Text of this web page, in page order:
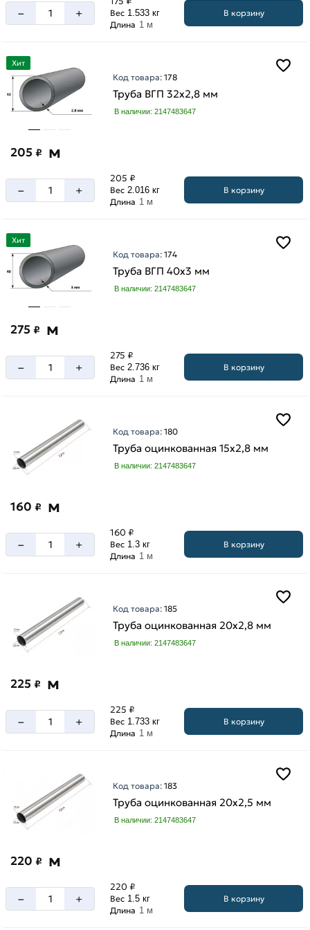
мм
89
мм
мм
– + Вес 1.533 кг
Длина 1 м
В корзину
Хит
Код товара:178
Труба ВГП 32х2,8 мм
В наличии: 2147483647
205 ₽ м
– +
205 ₽
Вес 2.016 кг
Длина 1 м
В корзину
Хит
Код товара:174
Труба ВГП 40х3 мм
В наличии: 2147483647
275 ₽ м
– +
275 ₽
Вес 2.736 кг
Длина 1 м
В корзину
Код товара:180
Труба оцинкованная 15х2,8 мм
В наличии: 2147483647
160 ₽ м
– +
160 ₽
Вес 1.3 кг
Длина 1 м
В корзину
Код товара:185
Труба оцинкованная 20х2,8 мм
В наличии: 2147483647
225 ₽ м
– +
225 ₽
Вес 1.733 кг
Длина 1 м
В корзину
Код товара:183
Труба оцинкованная 20х2,5 мм
В наличии: 2147483647
220 ₽ м
– +
220 ₽
Вес 1.5 кг
Длина 1 м
В корзину